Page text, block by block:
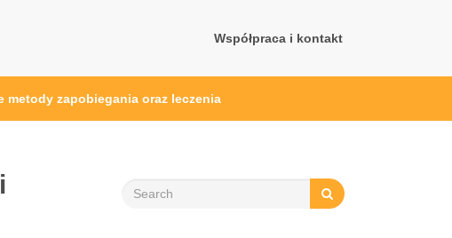
Współpraca i kontakt
metody zapobiegania oraz leczenia